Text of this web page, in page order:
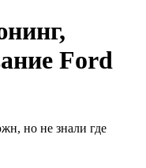
Ford
но не знали где